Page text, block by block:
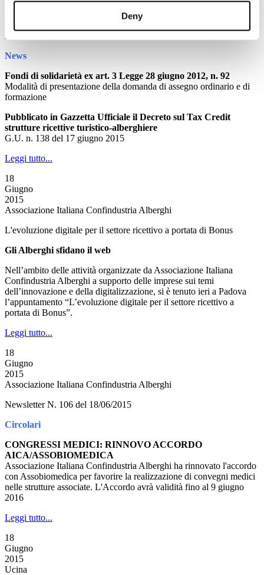
Deny
2015
Associazione Italiana Confindustria Alberghi
Newsletter N. 107 del 19/06/2015
News
Fondi di solidarietà ex art. 3 Legge 28 giugno 2012, n. 92
Modalità di presentazione della domanda di assegno ordinario e di
formazione
Pubblicato in Gazzetta Ufficiale il Decreto sul Tax Credit
strutture ricettive turistico-alberghiere
G.U. n. 138 del 17 giugno 2015
Leggi tutto...
18
Giugno
2015
Associazione Italiana Confindustria Alberghi
L'evoluzione digitale per il settore ricettivo a portata di Bonus
Gli Alberghi sfidano il web
Nell’ambito delle attività organizzate da Associazione Italiana
Confindustria Alberghi a supporto delle imprese sui temi
dell’innovazione e della digitalizzazione, si è tenuto ieri a Padova
l’appuntamento “L’evoluzione digitale per il settore ricettivo a
portata di Bonus”.
Leggi tutto...
18
Giugno
2015
Associazione Italiana Confindustria Alberghi
Newsletter N. 106 del 18/06/2015
Circolari
CONGRESSI MEDICI: RINNOVO ACCORDO
AICA/ASSOBIOMEDICA
Associazione Italiana Confindustria Alberghi ha rinnovato l'accordo
con Assobiomedica per favorire la realizzazione di convegni medici
nelle strutture associate. L'Accordo avrà validità fino al 9 giugno
2016
Leggi tutto...
18
Giugno
2015
Ucina